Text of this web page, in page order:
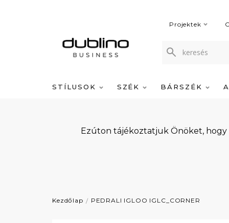
Projektek
STÍLUSOK SZÉK BÁRSZÉK
Ezúton tájékoztatjuk Önöket, hogy
Kezdőlap PEDRALI IGLOO IGLC_CORNER